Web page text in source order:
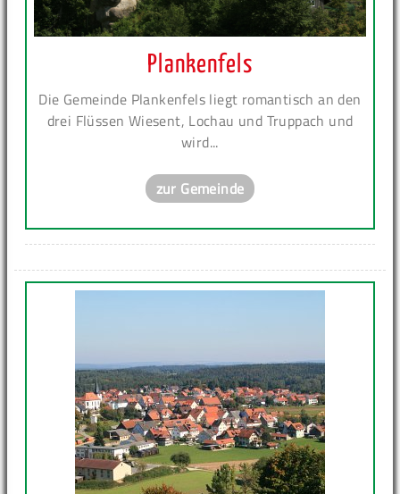
Plankenfels
Die Gemeinde Plankenfels liegt romantisch an den
drei Flüssen Wiesent, Lochau und Truppach und
wird...
zur Gemeinde